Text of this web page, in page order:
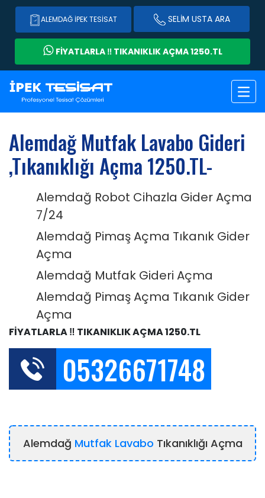
ALEMDAĞ İPEK TESISAT SELİM USTA ARA
FİYATLARLA ‼️ TIKANIKLIK AÇMA 1250.TL
Alemdağ Mutfak Lavabo Gideri
,Tıkanıklığı Açma 1250.TL-
Alemdağ Robot Cihazla Gider Açma
7/24
Alemdağ Pimaş Açma Tıkanık Gider
Açma
Alemdağ Mutfak Gideri Açma
Alemdağ Pimaş Açma Tıkanık Gider
Açma
FİYATLARLA ‼️ TIKANIKLIK AÇMA 1250.TL
05326671748
Alemdağ Mutfak Lavabo Tıkanıklığı Açma